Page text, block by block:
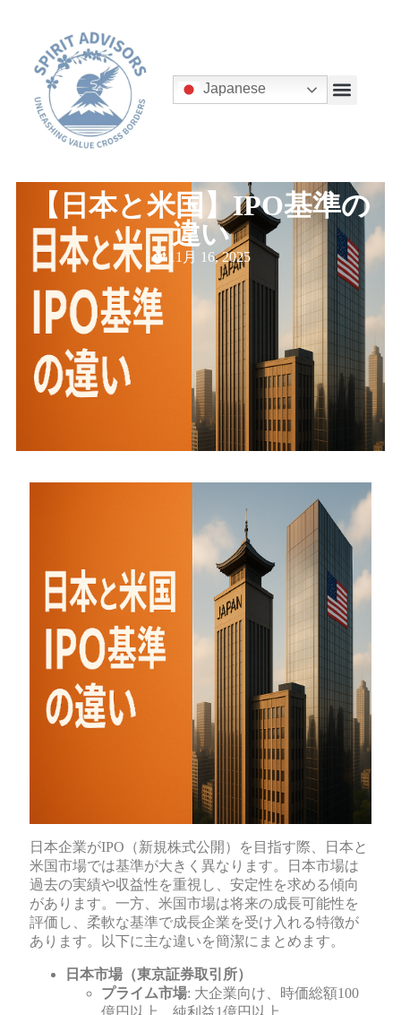
Japanese
【日本と米国】IPO基準の
違い
11月 16, 2025
日本企業がIPO（新規株式公開）を目指す際、日本と
米国市場では基準が大きく異なります。日本市場は
過去の実績や収益性を重視し、安定性を求める傾向
があります。一方、米国市場は将来の成長可能性を
評価し、柔軟な基準で成長企業を受け入れる特徴が
あります。以下に主な違いを簡潔にまとめます。
日本市場（東京証券取引所）
プライム市場: 大企業向け、時価総額100
億円以上、純利益1億円以上。